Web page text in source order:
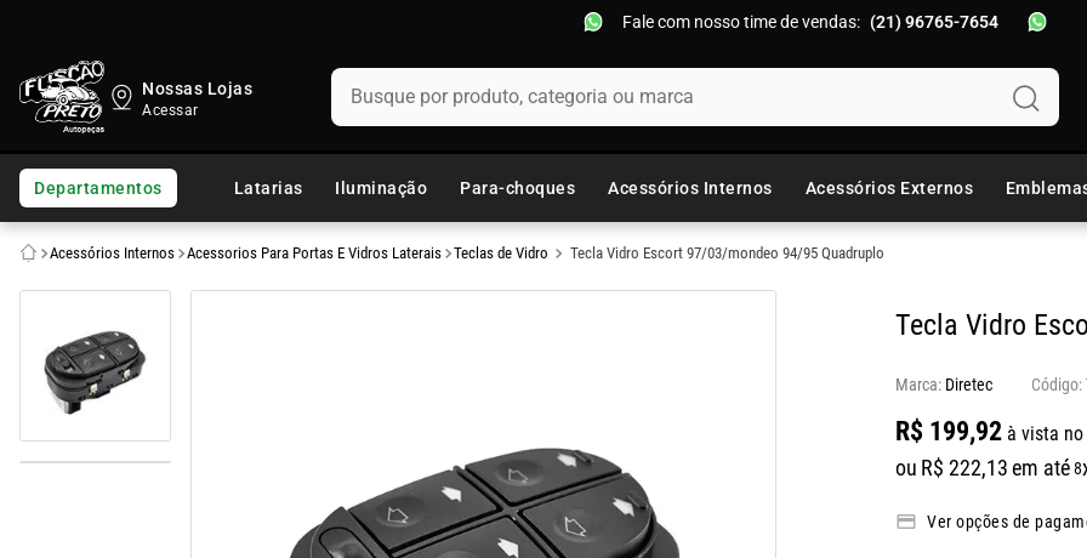
Fale com nosso time de vendas: (21) 96765-7654
Nossas Lojas Busque por produto, categoria ou marca
Departamentos Latarias Iluminação Para-choques Acessórios Internos Acessórios Externos
Acessórios Internos Acessorios Para Portas E Vidros Laterais Teclas de Vidro Tecla Vidro Escort 97/03/mondeo 94/95 Quadruplo
Tecla Vidro
Marca: Diretec
R$ 199,92 à vista
ou R$ 222,13em até8
Ver opções de
TERMOS MAIS BUSCADOS
1º
fusca
2º
capo
celta